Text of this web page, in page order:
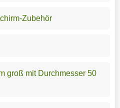
Zubehör
groß mit Durchmesser 50